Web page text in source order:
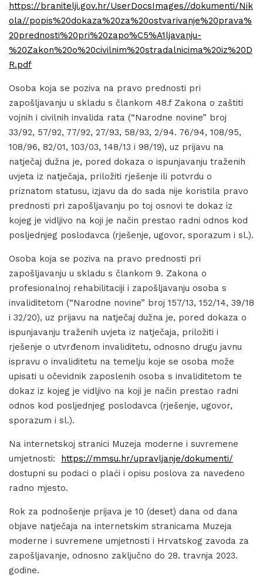
https://branitelji.gov.hr/UserDocsImages//dokumenti/Nik
ola//popis%20dokaza%20za%20ostvarivanje%20prava%
20prednosti%20pri%20zapo%C5%A1ljavanju-
%20Zakon%20o%20civilnim%20stradalnicima%20iz%20D
R.pdf
Osoba koja se poziva na pravo prednosti pri
zapošljavanju u skladu s člankom 48.f Zakona o zaštiti
vojnih i civilnih invalida rata (“Narodne novine” broj
33/92, 57/92, 77/92, 27/93, 58/93, 2/94. 76/94, 108/95,
108/96, 82/01, 103/03, 148/13 i 98/19), uz prijavu na
natječaj dužna je, pored dokaza o ispunjavanju traženih
uvjeta iz natječaja, priložiti rješenje ili potvrdu o
priznatom statusu, izjavu da do sada nije koristila pravo
prednosti pri zapošljavanju po toj osnovi te dokaz iz
kojeg je vidljivo na koji je način prestao radni odnos kod
posljednjeg poslodavca (rješenje, ugovor, sporazum i sl.).
Osoba koja se poziva na pravo prednosti pri
zapošljavanju u skladu s člankom 9. Zakona o
profesionalnoj rehabilitaciji i zapošljavanju osoba s
invaliditetom (“Narodne novine” broj 157/13, 152/14, 39/18
i 32/20), uz prijavu na natječaj dužna je, pored dokaza o
ispunjavanju traženih uvjeta iz natječaja, priložiti i
rješenje o utvrđenom invaliditetu, odnosno drugu javnu
ispravu o invaliditetu na temelju koje se osoba može
upisati u očevidnik zaposlenih osoba s invaliditetom te
dokaz iz kojeg je vidljivo na koji je način prestao radni
odnos kod posljednjeg poslodavca (rješenje, ugovor,
sporazum i sl.).
Na internetskoj stranici Muzeja moderne i suvremene
umjetnosti: https://mmsu.hr/upravljanje/dokumenti/
dostupni su podaci o plaći i opisu poslova za navedeno
radno mjesto.
Rok za podnošenje prijava je 10 (deset) dana od dana
objave natječaja na internetskim stranicama Muzeja
moderne i suvremene umjetnosti i Hrvatskog zavoda za
zapošljavanje, odnosno zaključno do 28. travnja 2023.
godine.